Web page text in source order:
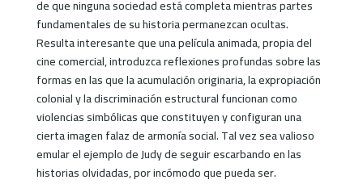
de que ninguna sociedad está completa mientras partes
fundamentales de su historia permanezcan ocultas.
Resulta interesante que una película animada, propia del
cine comercial, introduzca reflexiones profundas sobre las
formas en las que la acumulación originaria, la expropiación
colonial y la discriminación estructural funcionan como
violencias simbólicas que constituyen y configuran una
cierta imagen falaz de armonía social. Tal vez sea valioso
emular el ejemplo de Judy de seguir escarbando en las
historias olvidadas, por incómodo que pueda ser.